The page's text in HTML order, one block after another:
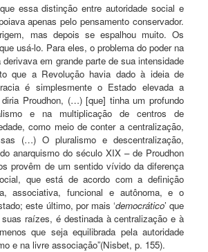
essa distinção entre autoridade social e
apenas pelo pensamento conservador.
mas depois se espalhou muito. Os
usá-lo. Para eles, o problema do poder na
em grande parte de sua intensidade
que a Revolução havia dado à ideia de
é simplesmente o Estado elevada a
diria Proudhon, (…) [que] tinha um profundo
e na multiplicação de centros de
como meio de conter a centralização,
(…) O pluralismo e descentralização,
anarquismo do século XIX – de Proudhon
provêm de um sentido vívido da diferença
que está de acordo com a definição
associativa, funcional e autônoma, e o
este último, por mais ‘democrático’ que
raízes, é destinada à centralização e à
que seja equilibrada pela autoridade
e na livre associação”(Nisbet, p. 155).